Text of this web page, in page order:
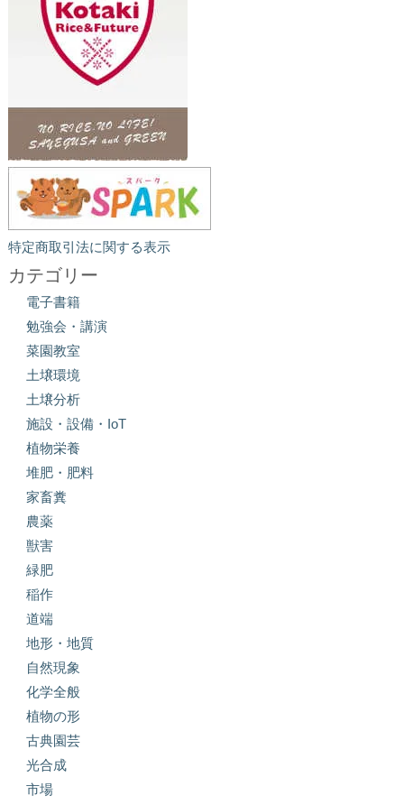
特定商取引法に関する表示
カテゴリー
電子書籍
勉強会・講演
菜園教室
土壌環境
土壌分析
施設・設備・IoT
植物栄養
堆肥・肥料
家畜糞
農薬
獣害
緑肥
稲作
道端
地形・地質
自然現象
化学全般
植物の形
古典園芸
光合成
市場